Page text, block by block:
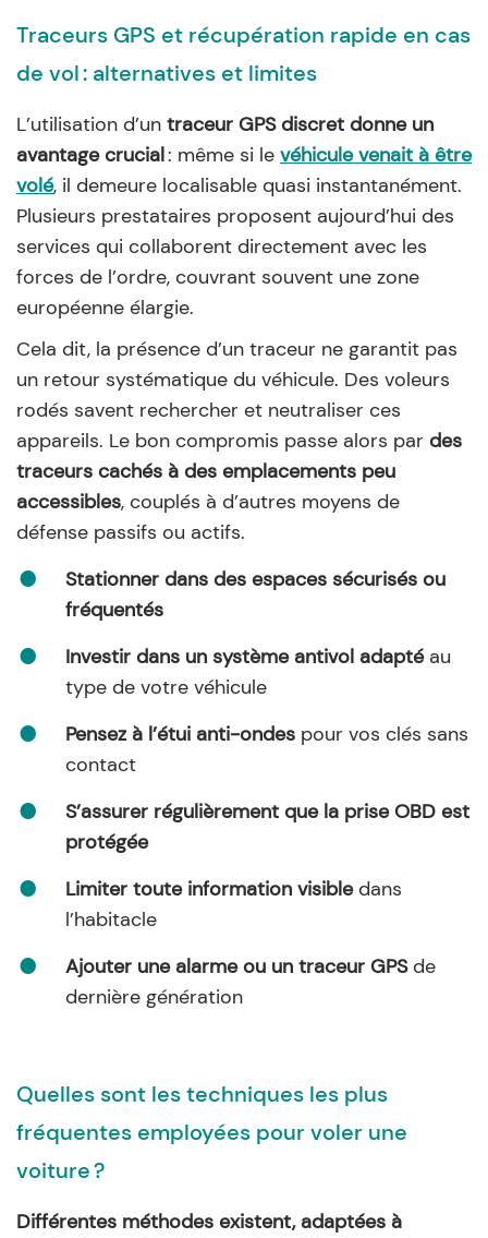
Traceurs GPS et récupération rapide en cas
de vol : alternatives et limites
L’utilisation d’un traceur GPS discret donne un
avantage crucial: même si le véhicule venait à être
volé, il demeure localisable quasi instantanément.
Plusieurs prestataires proposent aujourd’hui des
services qui collaborent directement avec les
forces de l’ordre, couvrant souvent une zone
européenne élargie.
Cela dit, la présence d’un traceur ne garantit pas
un retour systématique du véhicule. Des voleurs
rodés savent rechercher et neutraliser ces
appareils. Le bon compromis passe alors par des
traceurs cachés à des emplacements peu
accessibles, couplés à d’autres moyens de
défense passifs ou actifs.
Stationner dans des espaces sécurisés ou
fréquentés
Investir dans un système antivol adaptéau
type de votre véhicule
Pensez à l’étui anti-ondes pour vos clés sans
contact
S’assurer régulièrement que la prise OBD est
protégée
Limiter toute information visibledans
l’habitacle
Ajouter une alarme ou un traceur GPSde
dernière génération
Quelles sont les techniques les plus
fréquentes employées pour voler une
voiture ?
Différentes méthodes existent, adaptées à